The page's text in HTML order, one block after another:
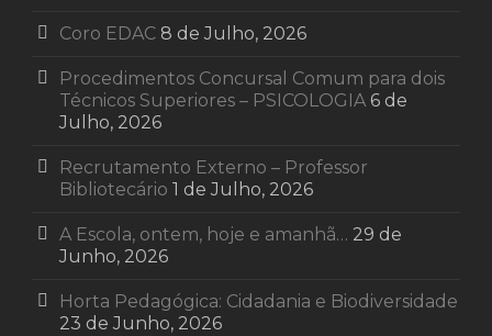
Coro EDAC 8 de Julho, 2026
Procedimentos Concursal Comum para dois
Técnicos Superiores – PSICOLOGIA 6 de
Julho, 2026
Recrutamento Externo – Professor
Bibliotecário 1 de Julho, 2026
A Escola, ontem, hoje e amanhã… 29 de
Junho, 2026
Horta Pedagógica: Cidadania e Biodiversidade
23 de Junho, 2026